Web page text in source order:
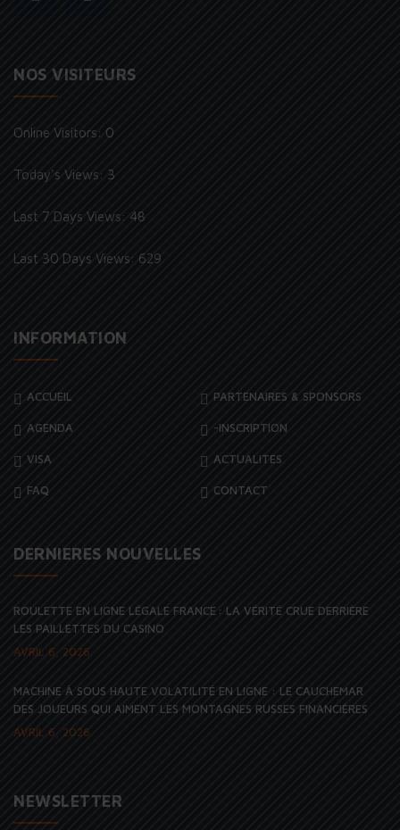
NOS VISITEURS
Online Visitors: 0
Today's Views: 3
Last 7 Days Views: 48
Last 30 Days Views: 629
INFORMATION
ACCUEIL PARTENAIRES & SPONSORS
AGENDA -INSCRIPTION
VISA ACTUALITES
FAQ CONTACT
DERNIERES NOUVELLES
ROULETTE EN LIGNE LÉGALE FRANCE : LA VÉRITÉ CRUE DERRIÈRE
LES PAILLETTES DU CASINO
AVRIL 6, 2026
MACHINE À SOUS HAUTE VOLATILITÉ EN LIGNE : LE CAUCHEMAR
DES JOUEURS QUI AIMENT LES MONTAGNES RUSSES FINANCIÈRES
AVRIL 6, 2026
NEWSLETTER